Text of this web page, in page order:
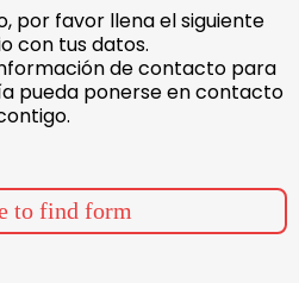
por favor llena el siguiente
con tus datos.
de contacto para
pueda ponerse en contacto
to find form